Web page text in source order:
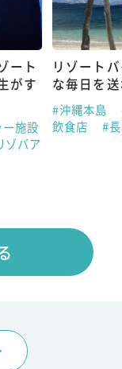
ート
がす
施設
ゾバア
リゾート
な毎日を
#沖縄本島
飲食店
#